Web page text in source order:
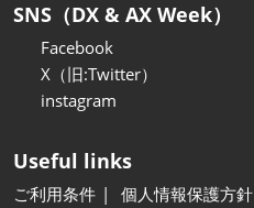
SNS（DX & AX Week）
Facebook
X（旧:Twitter）
instagram
Useful links
ご利用条件
個人情報保護方針